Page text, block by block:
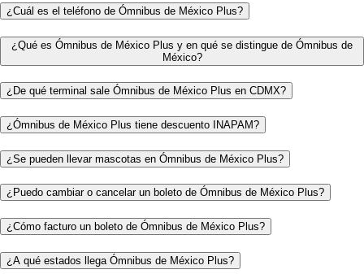
¿Cuál es el teléfono de Ómnibus de México Plus?
¿Qué es Ómnibus de México Plus y en qué se distingue de Ómnibus de
México?
¿De qué terminal sale Ómnibus de México Plus en CDMX?
¿Ómnibus de México Plus tiene descuento INAPAM?
¿Se pueden llevar mascotas en Ómnibus de México Plus?
¿Puedo cambiar o cancelar un boleto de Ómnibus de México Plus?
¿Cómo facturo un boleto de Ómnibus de México Plus?
¿A qué estados llega Ómnibus de México Plus?